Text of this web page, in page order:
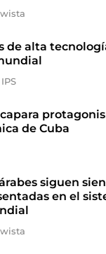
de alta
de Cuba
siguen
en el